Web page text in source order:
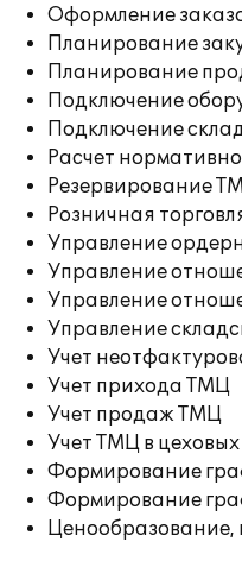
Оформление
Планирование
Планирование
Подключение
Подключение
Расчет
Резервирование
Розничная
Управление
Управление
Управление
Управление
Учет
Учет прихода ТМЦ
Учет продаж ТМЦ
Учет ТМЦ в
Формирование
Формирование
Ценообразование,